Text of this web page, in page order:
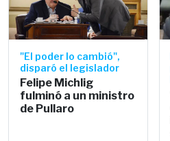
"El poder lo cambió",
disparó el legislador
Felipe Michlig
fulminó a un ministro
de Pullaro